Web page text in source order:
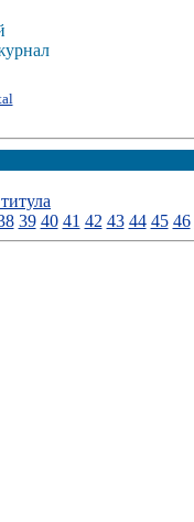
39 40 41 42 43 44 45 46